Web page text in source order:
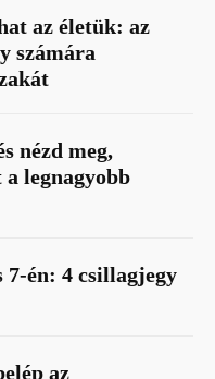
az életük: az
számára
nézd meg,
legnagyobb
7-én: 4 csillagjegy
az